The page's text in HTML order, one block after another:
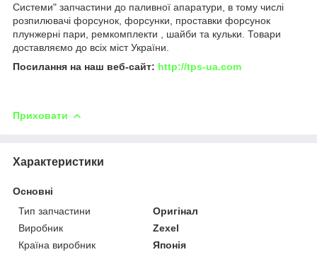
Системи" запчастини до паливної апаратури, в тому числі
розпилювачі форсунок, форсунки, проставки форсунок
плунжерні пари, ремкомплекти , шайби та кульки. Товари
доставляємо до всіх міст України.
Посилання на наш веб-сайт: http://tps-ua.com
Приховати
Характеристики
Основні
Тип запчастини
Оригінал
Виробник
Zexel
Країна виробник
Японія